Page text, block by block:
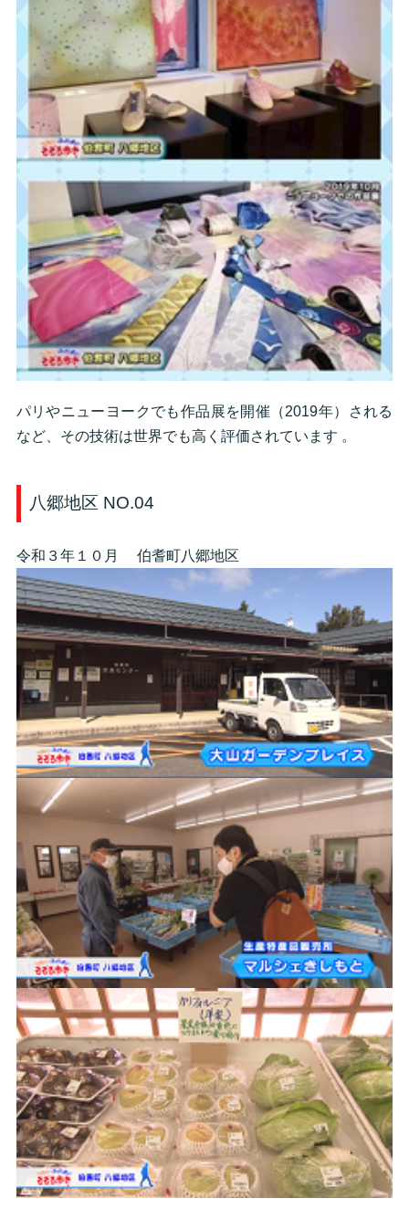
パリやニューヨークでも作品展を開催（2019年）される
など、その技術は世界でも高く評価されています 。
八郷地区 NO.04
令和３年１０月 伯耆町八郷地区